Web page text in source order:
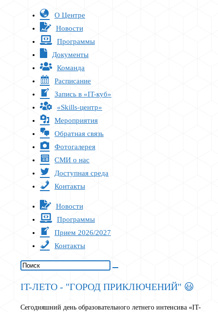
О Центре
Новости
Программы
Документы
Команда
Расписание
Запись в «IT-куб»
«Skills-центр»
Мероприятия
Обратная связь
Фотогалерея
СМИ о нас
Доступная среда
Контакты
Новости
Программы
Прием 2026/2027
Контакты
IT-ЛЕТО - "ГОРОД ПРИКЛЮЧЕНИЙ" 😃
Сегодняшний день образовательного летнего интенсива «IT-